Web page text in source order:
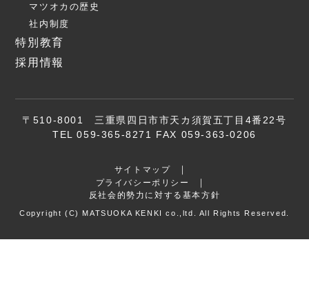
マツオカの歴史
社内制度
特別教育
採用情報
〒510-8001 三重県四日市市天カ須賀五丁目4番22号
TEL 059-365-8271 FAX 059-363-0206
サイトマップ
プライバシーポリシー
反社会的勢力に対する基本方針
Copyright (C) MATSUOKA KENKI co.,ltd. All Rights Reserved.